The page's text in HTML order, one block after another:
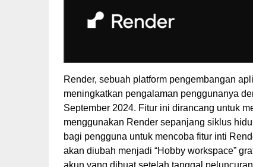
Render, sebuah platform pengembangan
meningkatkan pengalaman penggunanya
September 2024. Fitur ini dirancang untuk
menggunakan Render sepanjang siklus
bagi pengguna untuk mencoba fitur inti
akan diubah menjadi “Hobby workspace”
akun yang dibuat setelah tanggal